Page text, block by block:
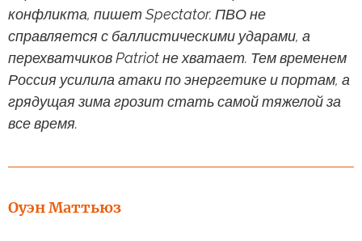
конфликта, пишет Spectator. ПВО не
справляется с баллистическими ударами, а
перехватчиков Patriot не хватает. Тем временем
Россия усилила атаки по энергетике и портам, а
грядущая зима грозит стать самой тяжелой за
все время.
Оуэн Маттьюз